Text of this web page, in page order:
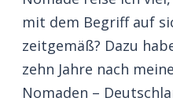
mit dem Begriff auf
zeitgemäß? Dazu
zehn Jahre nach
Nomaden –